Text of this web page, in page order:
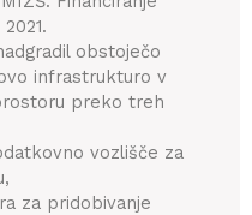
obstoječo
infrastrukturo v
preko treh
vozlišče za
za pridobivanje